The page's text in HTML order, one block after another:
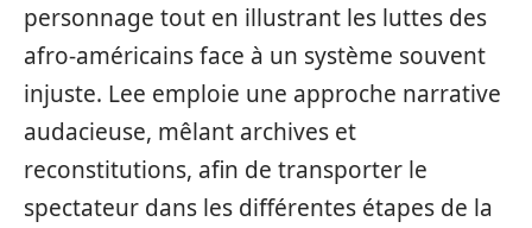
personnage tout en illustrant les luttes des
afro-américains face à un système souvent
injuste. Lee emploie une approche narrative
audacieuse, mêlant archives et
reconstitutions, afin de transporter le
spectateur dans les différentes étapes de la